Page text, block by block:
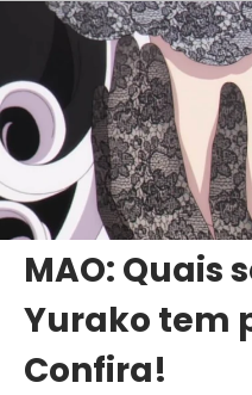
MAO: Quais
Yurako tem
Confira!